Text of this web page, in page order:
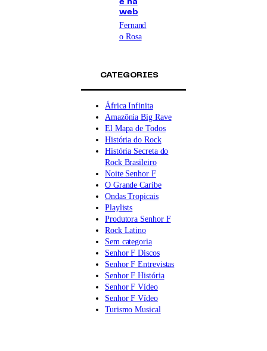
e na
web
Fernand
o Rosa
CATEGORIES
África Infinita
Amazônia Big Rave
El Mapa de Todos
História do Rock
História Secreta do
Rock Brasileiro
Noite Senhor F
O Grande Caribe
Ondas Tropicais
Playlists
Produtora Senhor F
Rock Latino
Sem categoria
Senhor F Discos
Senhor F Entrevistas
Senhor F História
Senhor F Vídeo
Senhor F Vídeo
Turismo Musical